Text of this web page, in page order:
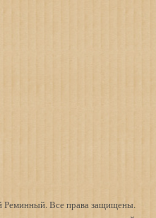
Реминный. Все права защищены.